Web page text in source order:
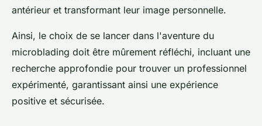
antérieur et transformant leur image personnelle.
Ainsi, le choix de se lancer dans l'aventure du
microblading doit être mûrement réfléchi, incluant une
recherche approfondie pour trouver un professionnel
expérimenté, garantissant ainsi une expérience
positive et sécurisée.